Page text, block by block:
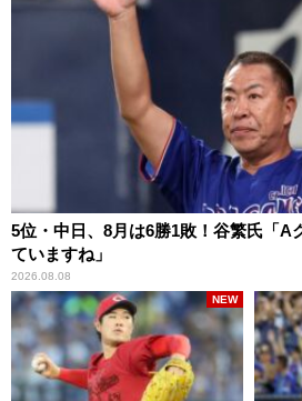
5位・中日、8月は6勝1敗！谷繁氏「A
ていますね」
2026.08.08
NEW